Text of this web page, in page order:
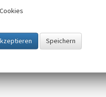
Gemarkung Diersfordt